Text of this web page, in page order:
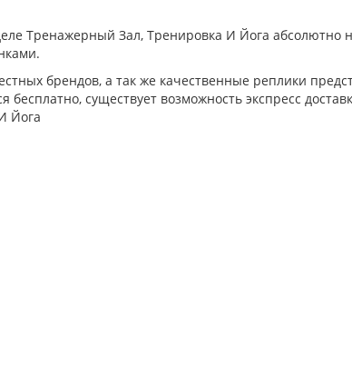
Тренажерный Зал, Тренировка И Йога абсолютно
брендов, а так же качественные реплики
бесплатно, существует возможность экспресс
Йога